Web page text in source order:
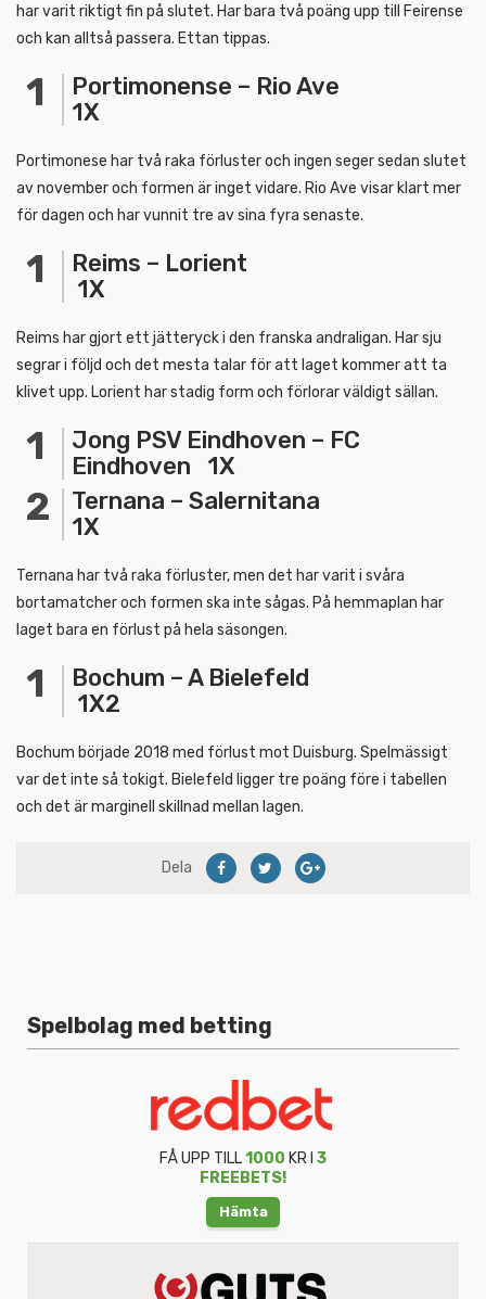
har varit riktigt fin på slutet. Har bara två poäng upp till Feirense
och kan alltså passera. Ettan tippas.
Portimonense – Rio Ave
1X
Portimonese har två raka förluster och ingen seger sedan slutet
av november och formen är inget vidare. Rio Ave visar klart mer
för dagen och har vunnit tre av sina fyra senaste.
Reims – Lorient
1X
Reims har gjort ett jätteryck i den franska andraligan. Har sju
segrar i följd och det mesta talar för att laget kommer att ta
klivet upp. Lorient har stadig form och förlorar väldigt sällan.
Jong PSV Eindhoven – FC
Eindhoven 1X
Ternana – Salernitana
1X
Ternana har två raka förluster, men det har varit i svåra
bortamatcher och formen ska inte sågas. På hemmaplan har
laget bara en förlust på hela säsongen.
Bochum – A Bielefeld
1X2
Bochum började 2018 med förlust mot Duisburg. Spelmässigt
var det inte så tokigt. Bielefeld ligger tre poäng före i tabellen
och det är marginell skillnad mellan lagen.
Dela
Spelbolag med betting
FÅ UPP TILL1000 KR I 3
FREEBETS!
Hämta